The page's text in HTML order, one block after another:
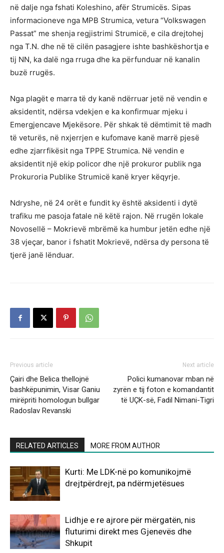
në dalje nga fshati Koleshino, afër Strumicës. Sipas
informacioneve nga MPB Strumica, vetura “Volkswagen
Passat” me shenja regjistrimi Strumicë, e cila drejtohej
nga T.N. dhe në të cilën pasagjere ishte bashkëshortja e
tij NN, ka dalë nga rruga dhe ka përfunduar në kanalin
buzë rrugës.
Nga plagët e marra të dy kanë ndërruar jetë në vendin e
aksidentit, ndërsa vdekjen e ka konfirmuar mjeku i
Emergjencave Mjekësore. Për shkak të dëmtimit të madh
të veturës, në nxjerrjen e kufomave kanë marrë pjesë
edhe zjarrfikësit nga TPPE Strumica. Në vendin e
aksidentit një ekip policor dhe një prokuror publik nga
Prokuroria Publike Strumicë kanë kryer këqyrje.
Ndryshe, në 24 orët e fundit ky është aksidenti i dytë
trafiku me pasoja fatale në këtë rajon. Në rrugën lokale
Novosellë – Mokrievë mbrëmë ka humbur jetën edhe një
38 vjeçar, banor i fshatit Mokrievë, ndërsa dy persona të
tjerë janë lënduar.
Previous article
Çairi dhe Belica thellojnë
bashkëpunimin, Visar Ganiu
mirëpriti homologun bullgar
Radoslav Revanski
Next article
Polici kumanovar mban në
zyrën e tij foton e komandantit
të UÇK-së, Fadil Nimani-Tigri
RELATED ARTICLES MORE FROM AUTHOR
Kurti: Me LDK-në po komunikojmë
drejtpërdrejt, pa ndërmjetësues
Lidhje e re ajrore për mërgatën, nis
fluturimi direkt mes Gjenevës dhe
Shkupit